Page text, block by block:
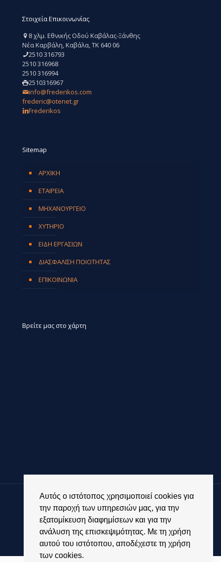
Αυτός ο ιστότοπος χρησιμοποιεί cookies για
την παροχή των υπηρεσιών μας, για την
εξατομίκευση διαφημίσεων και για την
ανάλυση της επισκεψιμότητας. Με τη χρήση
αυτού του ιστότοπου, αποδέχεστε τη χρήση
των cookies.
Στοιχεία Επικοινωνίας
8 χλμ. Εθνικής Οδού Καβάλας-Ξάνθης
Νέα Καρβάλη, Καβάλα, ΤΚ 640 06
2510 316793
2510 316968
2510 316994
2510316967
info@frederikos.com
frederic@otenet.gr
Frederikos
Sitemap
ΑΡΧΙΚΗ
ΕΤΑΙΡΕΙΑ
ΜΗΧΑΝΟΥΡΓΕΙΟ
ΧΥΤΗΡΙΟ
ΕΙΔΗ ΕΡΓΑΣΙΩΝ
ΔΙΑΣΦΑΛΙΣΗ ΠΟΙΟΤΗΤΑΣ
ΕΠΙΚΟΙΝΩΝΙΑ
Βρείτε μας στο χάρτη
© 2019 Φρειδερίκος, All Rights Reserved | Powered by